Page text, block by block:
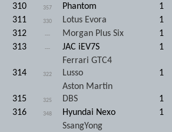
310 357
Phantom
1
311
330 Lotus Evora 1
312
--- Morgan Plus Six 1
313
--- JAC iEV7S 1
314 322
Ferrari GTC4
Lusso
1
315 325
Aston Martin
DBS
1
316
348 Hyundai Nexo 1
SsangYong